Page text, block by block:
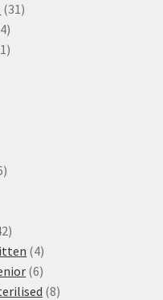
31 31
44
produkty
1 1
6
42
produktů
44
produkty
66
produktů
88